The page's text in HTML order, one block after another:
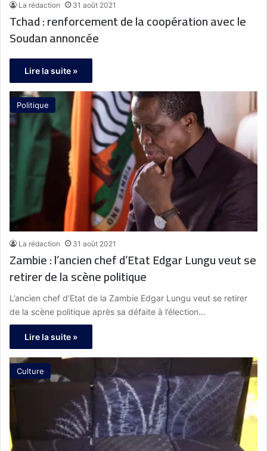
La rédaction 31 août 2021
Tchad : renforcement de la coopération avec le
Soudan annoncée
Lire la suite »
Politique
La rédaction 31 août 2021
Zambie : l’ancien chef d’Etat Edgar Lungu veut se
retirer de la scène politique
L’ancien chef d’Etat de la Zambie Edgar Lungu veut se retirer
de la scène politique après sa défaite à l’élection…
Lire la suite »
Culture